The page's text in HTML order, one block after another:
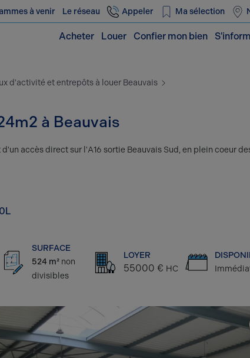
à venir Le réseau Appeler Ma sélection
Acheter Louer Confier mon bien
d'activité et entrepôts à louer Beauvais
à Beauvais
accès direct sur l'A16 sortie Beauvais Sud, en plein coeur
SURFACE
524 m²non
divisibles
LOYER
55000 € HC